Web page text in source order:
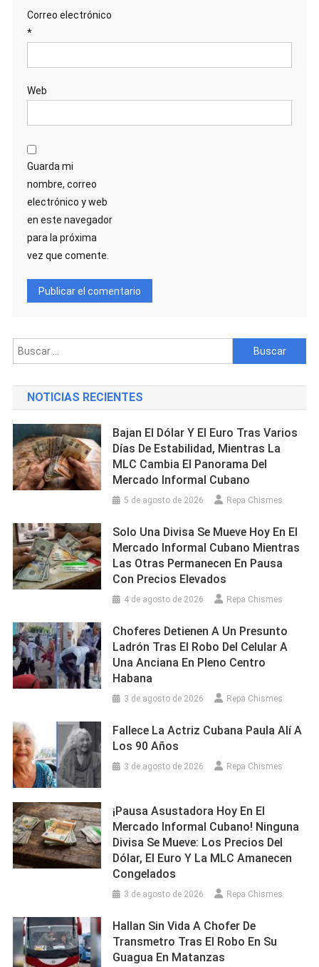
Correo electrónico
*
Web
Guarda mi
nombre, correo
electrónico y web
en este navegador
para la próxima
vez que comente.
Buscar:
NOTICIAS RECIENTES
Bajan El Dólar Y El Euro Tras Varios
Días De Estabilidad, Mientras La
MLC Cambia El Panorama Del
Mercado Informal Cubano
5 de agosto de 2026 Repa Chismes
Solo Una Divisa Se Mueve Hoy En El
Mercado Informal Cubano Mientras
Las Otras Permanecen En Pausa
Con Precios Elevados
4 de agosto de 2026 Repa Chismes
Choferes Detienen A Un Presunto
Ladrón Tras El Robo Del Celular A
Una Anciana En Pleno Centro
Habana
3 de agosto de 2026 Repa Chismes
Fallece La Actriz Cubana Paula Alí A
Los 90 Años
3 de agosto de 2026 Repa Chismes
¡Pausa Asustadora Hoy En El
Mercado Informal Cubano! Ninguna
Divisa Se Mueve: Los Precios Del
Dólar, El Euro Y La MLC Amanecen
Congelados
3 de agosto de 2026 Repa Chismes
Hallan Sin Vida A Chofer De
Transmetro Tras El Robo En Su
Guagua En Matanzas